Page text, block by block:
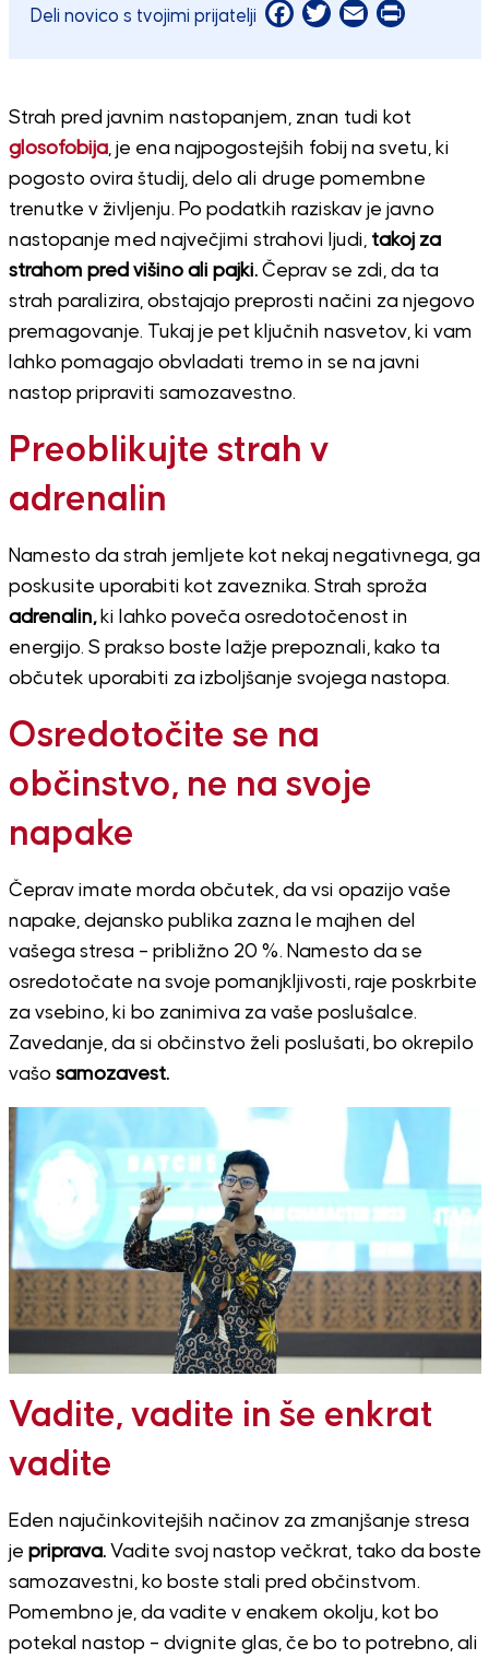
Deli novico s tvojimi prijatelji Facebook
Twitter
EmailPrint
Strah pred javnim nastopanjem, znan tudi kot
glosofobija, je ena najpogostejših fobij na svetu, ki
pogosto ovira študij, delo ali druge pomembne
trenutke v življenju. Po podatkih raziskav je javno
nastopanje med največjimi strahovi ljudi, takoj za
strahom pred višino ali pajki.Čeprav se zdi, da ta
strah paralizira, obstajajo preprosti načini za njegovo
premagovanje. Tukaj je pet ključnih nasvetov, ki vam
lahko pomagajo obvladati tremo in se na javni
nastop pripraviti samozavestno.
Preoblikujte strah v
adrenalin
Namesto da strah jemljete kot nekaj negativnega, ga
poskusite uporabiti kot zaveznika. Strah sproža
adrenalin,ki lahko poveča osredotočenost in
energijo. S prakso boste lažje prepoznali, kako ta
občutek uporabiti za izboljšanje svojega nastopa.
Osredotočite se na
občinstvo, ne na svoje
napake
Čeprav imate morda občutek, da vsi opazijo vaše
napake, dejansko publika zazna le majhen del
vašega stresa – približno 20 %. Namesto da se
osredotočate na svoje pomanjkljivosti, raje poskrbite
za vsebino, ki bo zanimiva za vaše poslušalce.
Zavedanje, da si občinstvo želi poslušati, bo okrepilo
vašo samozavest.
Vadite, vadite in še enkrat
vadite
Eden najučinkovitejših načinov za zmanjšanje stresa
je priprava.Vadite svoj nastop večkrat, tako da boste
samozavestni, ko boste stali pred občinstvom.
Pomembno je, da vadite v enakem okolju, kot bo
potekal nastop – dvignite glas, če bo to potrebno, ali